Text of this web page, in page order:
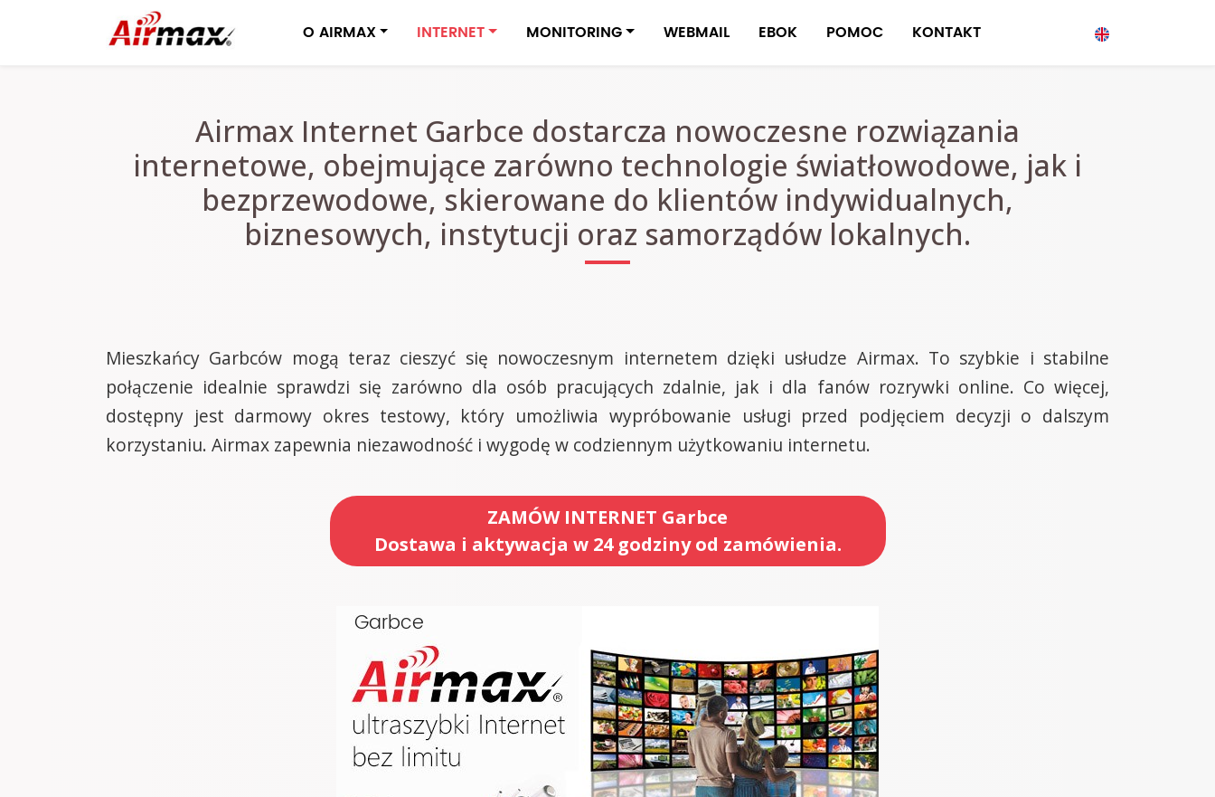
O AIRMAX INTERNET MONITORING WEBMAIL EBOK POMOC KONTAKT
Airmax Internet Garbce dostarcza nowoczesne rozwiązania
internetowe, obejmujące zarówno technologie światłowodowe, jak i
bezprzewodowe, skierowane do klientów indywidualnych,
biznesowych, instytucji oraz samorządów lokalnych.
Mieszkańcy Garbców mogą teraz cieszyć się nowoczesnym internetem dzięki usłudze Airmax. To szybkie i stabilne
połączenie idealnie sprawdzi się zarówno dla osób pracujących zdalnie, jak i dla fanów rozrywki online. Co więcej,
dostępny jest darmowy okres testowy, który umożliwia wypróbowanie usługi przed podjęciem decyzji o dalszym
korzystaniu. Airmax zapewnia niezawodność i wygodę w codziennym użytkowaniu internetu.
ZAMÓW INTERNET Garbce
Dostawa i aktywacja w 24 godziny od zamówienia.